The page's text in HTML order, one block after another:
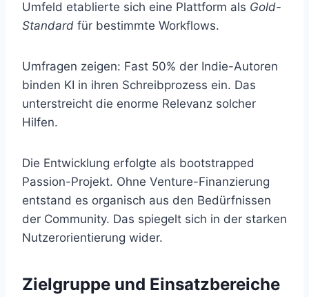
Umfeld etablierte sich eine Plattform als Gold-
Standard für bestimmte Workflows.
Umfragen zeigen: Fast 50% der Indie-Autoren
binden KI in ihren Schreibprozess ein. Das
unterstreicht die enorme Relevanz solcher
Hilfen.
Die Entwicklung erfolgte als bootstrapped
Passion-Projekt. Ohne Venture-Finanzierung
entstand es organisch aus den Bedürfnissen
der Community. Das spiegelt sich in der starken
Nutzerorientierung wider.
Zielgruppe und Einsatzbereiche